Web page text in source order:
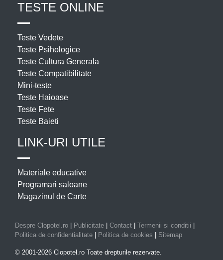
TESTE ONLINE
Teste Vedete
Teste Psihologice
Teste Cultura Generala
Teste Compatibilitate
Mini-teste
Teste Haioase
Teste Fete
Teste Baieti
LINK-URI UTILE
Materiale educative
Programari saloane
Magazinul de Carte
Despre Clopotel.ro | Publicitate | Contact | Termenii si conditii |
Politica de confidentialitate | Politica de cookies | Sitemap
© 2001-2026 Clopotel.ro Toate drepturile rezervate.